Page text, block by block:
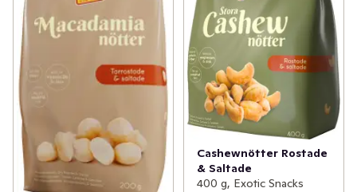
Cashewnötter Rostade
& Saltade
400 g, Exotic Snacks